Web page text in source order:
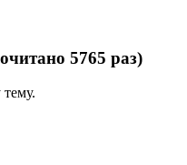
5765 раз)